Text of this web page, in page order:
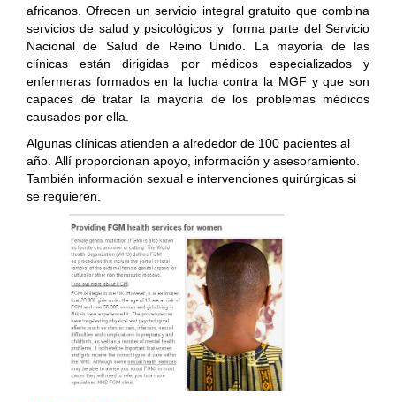
africanos. Ofrecen un servicio integral gratuito que combina
servicios de salud y psicológicos y forma parte del Servicio
Nacional de Salud de Reino Unido. La mayoría de las
clínicas están dirigidas por médicos especializados y
enfermeras formados en la lucha contra la MGF y que son
capaces de tratar la mayoría de los problemas médicos
causados ​​por ella.
Algunas clínicas atienden a alrededor de 100 pacientes al
año. Allí proporcionan apoyo, información y asesoramiento.
También información sexual e intervenciones quirúrgicas si
se requieren.